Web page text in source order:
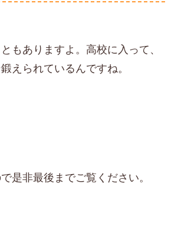
もありますよ。高校に入って、
えられているんですね。
是非最後までご覧ください。